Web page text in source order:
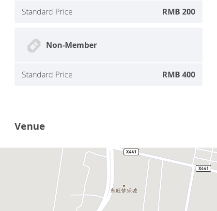
Standard Price RMB 200
Non-Member
Standard Price RMB 400
Venue